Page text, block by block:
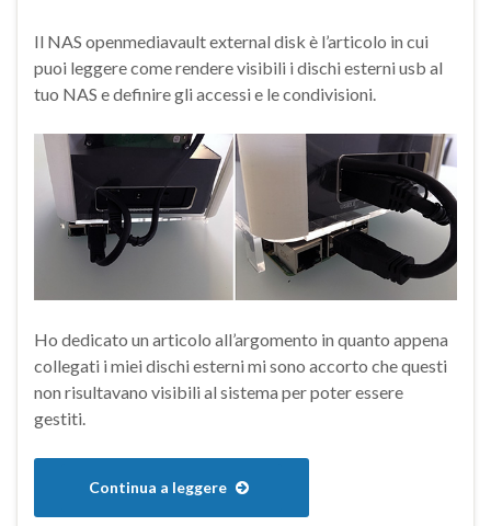
Il NAS openmediavault external disk è l’articolo in cui
puoi leggere come rendere visibili i dischi esterni usb al
tuo NAS e definire gli accessi e le condivisioni.
Ho dedicato un articolo all’argomento in quanto appena
collegati i miei dischi esterni mi sono accorto che questi
non risultavano visibili al sistema per poter essere
gestiti.
Continua a leggere